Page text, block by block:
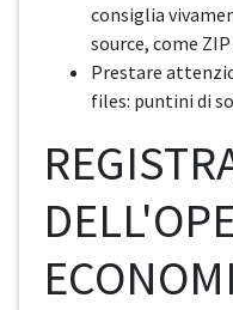
consiglia
source, come
Prestare
files: puntini di